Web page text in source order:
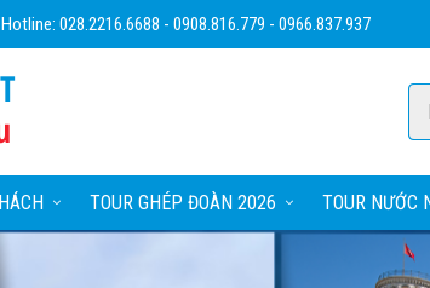
Hotline: 028.2216.6688 - 0908.816.779 - 0966.837.937
TOUR GHÉP ĐOÀN 2026 TOUR NƯỚC